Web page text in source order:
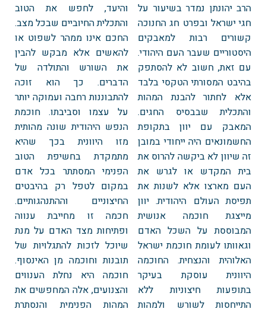
הרב יהונתן נמדר בשיעור על
חגי ישראל ובפרט חג החנוכה
קשורים רבות למאבקים
היסטוריים שעבר העם היהודי.
עם זאת, חשוב לא להסתפק
בהיבט המסורתי הטקסי בלבד
אלא לחתור להבנת המהות
והתכלית שבבסיס החגים.
המאבק עם יוון בתקופת
החשמונאים היה ייחודי במובן
זה שיוון לא ביקשה להרוס את
בית המקדש או לגרש את
העם מארצו אלא לשנות את
תפיסת העולם היהודית. יוון
מייצגת חוכמה אנושית
המבוססת על השכל האדם
וגאוותו לעומת חוכמת ישראל
האלוהית והנצחית. החוכמה
היוונית עוסקת בעיקר
בתופעות חיצוניות ללא
התייחסות לשורש ולמהות
והיעד, לחפש את הטוב
והתכלית החיוביים שבכל מצב.
החכם אינו ממהר לשפוט או
להאשים אלא מבקש להבין
את השורש והתולדה של
הדברים. כך הוא זוכה
להתבוננות רחבה ועמוקה יותר
על עצמו וסביבתו. חוכמת
הנפש היהודית שונה מהותית
מזו היוונית בכך שהיא
מתמקדת בחשיפת הטוב
הפנימי המסתתר בכל אדם
במקום לטפל רק בהיבטים
החיצוניים וההתנהגותיים.
חכמה זו מחייבת ענווה
ופתיחות מצד האדם על מנת
שיוכל לזכות להתגלויות של
תובנות וחוכמה מן האינסוף.
חוכמה היא נחלת הענווים
והצנועים, אלה המחפשים את
המהות הפנימית והנסתרת